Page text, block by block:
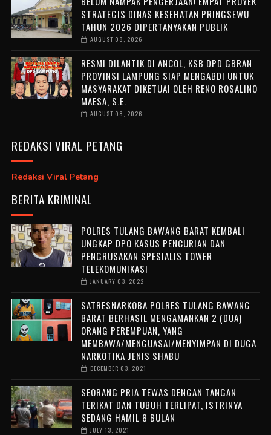
STRATEGIS DINAS KESEHATAN PRINGSEWU
TAHUN 2026 DIPERTANYAKAN PUBLIK
AUGUST 08, 2026
RESMI DILANTIK DI ANCOL, KSB DPD GBRAN
PROVINSI LAMPUNG SIAP MENGABDI UNTUK
MASYARAKAT DIKETUAI OLEH RENO ROSALINO
MAESA, S.E.
AUGUST 08, 2026
REDAKSI VIRAL PETANG
Redaksi Viral Petang
BERITA KRIMINAL
POLRES TULANG BAWANG BARAT KEMBALI
UNGKAP DPO KASUS PENCURIAN DAN
PENGRUSAKAN SPESIALIS TOWER
TELEKOMUNIKASI
JANUARY 03, 2022
SATRESNARKOBA POLRES TULANG BAWANG
BARAT BERHASIL MENGAMANKAN 2 (DUA)
ORANG PEREMPUAN, YANG
MEMBAWA/MENGUASAI/MENYIMPAN DI DUGA
NARKOTIKA JENIS SHABU
DECEMBER 03, 2021
SEORANG PRIA TEWAS DENGAN TANGAN
TERIKAT DAN TUBUH TERLIPAT, ISTRINYA
SEDANG HAMIL 8 BULAN
JULY 13, 2021